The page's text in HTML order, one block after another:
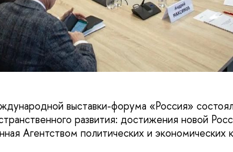
выставки-форума «Россия»
развития: достижения новой
Агентством политических и экономических